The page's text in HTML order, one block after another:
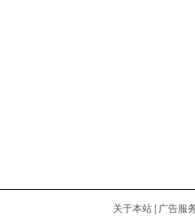
关于本站
广告服